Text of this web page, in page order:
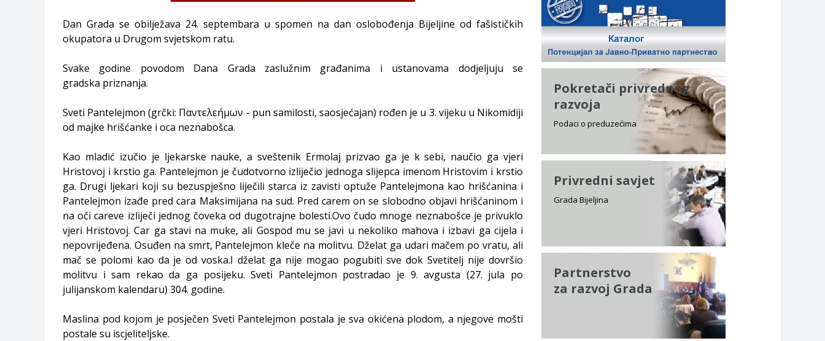
Dan Grada se obilježava 24. septembara u spomen na dan oslobođenja Bijeljine od fašističkih
okupatora u Drugom svjetskom ratu.
Svake godine povodom Dana Grada zaslužnim građanima i ustanovama dodjeljuju se
gradska priznanja.
Sveti Pantelejmon (grčki: Παντελεήμων - pun samilosti, saosjećajan) rođen je u 3. vijeku u Nikomidiji
od majke hrišćanke i oca neznabošca.
Kao mladić izučio je ljekarske nauke, a sveštenik Ermolaj prizvao ga je k sebi, naučio ga vjeri
Hristovoj i krstio ga. Pantelejmon je čudotvorno izliječio jednoga slijepca imenom Hristovim i krstio
ga. Drugi ljekari koji su bezuspješno liječili starca iz zavisti optuže Pantelejmona kao hrišćanina i
Pantelejmon izađe pred cara Maksimijana na sud. Pred carem on se slobodno objavi hrišćaninom i
na oči careve izliječi jednog čoveka od dugotrajne bolesti.Ovo čudo mnoge neznabošce je privuklo
vjeri Hristovoj. Car ga stavi na muke, ali Gospod mu se javi u nekoliko mahova i izbavi ga cijela i
nepovrijeđena. Osuđen na smrt, Pantelejmon kleče na molitvu. Dželat ga udari mačem po vratu, ali
mač se polomi kao da je od voska.I dželat ga nije mogao pogubiti sve dok Svetitelj nije dovršio
molitvu i sam rekao da ga posijeku. Sveti Pantelejmon postradao je 9. avgusta (27. jula po
julijanskom kalendaru) 304. godine.
Maslina pod kojom je posječen Sveti Pantelejmon postala je sva okićena plodom, a njegove mošti
postale su iscjeliteljske.​
Pokretači privrednog
razvoja
Podaci o preduzećima
Privredni savjet
Grada Bijeljina
Partnerstvo
za razvoj Grada